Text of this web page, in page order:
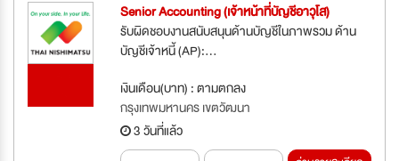
Senior Accounting (เจ้าหน้าที่บัญชีอาวุโส)
รับผิดชอบงานสนับสนุนด้านบัญชีในภาพรวม ด้าน
บัญชีเจ้าหนี้ (AP):...
เงินเดือน(บาท) : ตามตกลง
กรุงเทพมหานคร เขตวัฒนา
3 วันที่แล้ว